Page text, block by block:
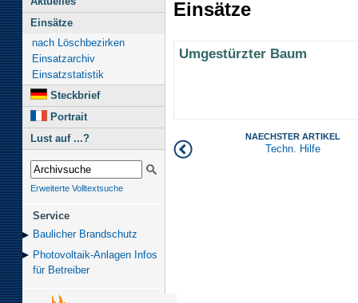
Einsätze
nach Löschbezirken
Einsatzarchiv
Einsatzstatistik
Steckbrief
Portrait
Lust auf ...?
Erweiterte Volltextsuche
Service
Baulicher Brand­schutz
Photovoltaik-Anlagen Infos
für Betreiber
Einsätze
Umgestürzter Baum
NAECHSTER ARTIKEL
Techn. Hilfe